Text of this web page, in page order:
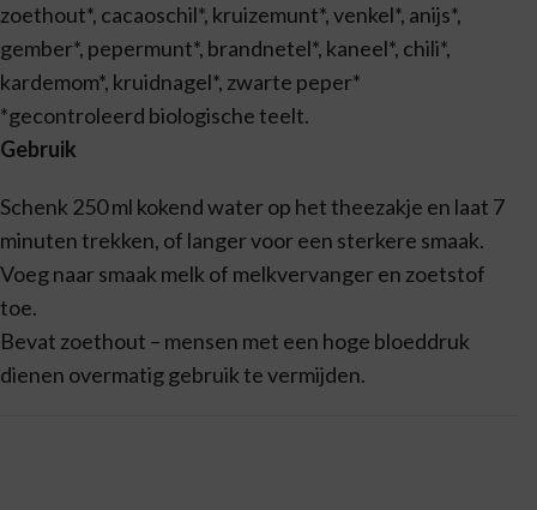
zoethout*, cacaoschil*, kruizemunt*, venkel*, anijs*,
gember*, pepermunt*, brandnetel*, kaneel*, chili*,
kardemom*, kruidnagel*, zwarte peper*
*gecontroleerd biologische teelt.
Gebruik
Schenk 250 ml kokend water op het theezakje en laat 7
minuten trekken, of langer voor een sterkere smaak.
Voeg naar smaak melk of melkvervanger en zoetstof
toe.
Bevat zoethout – mensen met een hoge bloeddruk
dienen overmatig gebruik te vermijden.